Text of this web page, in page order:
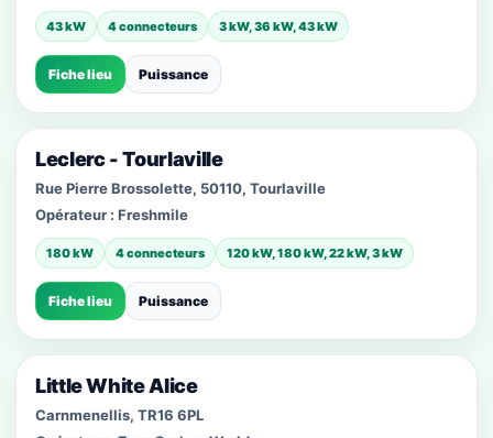
43 kW 4 connecteurs 3 kW, 36 kW, 43 kW
Fiche lieu Puissance
Leclerc - Tourlaville
Rue Pierre Brossolette, 50110, Tourlaville
Opérateur : Freshmile
180 kW 4 connecteurs 120 kW, 180 kW, 22 kW, 3 kW
Fiche lieu Puissance
Little White Alice
Carnmenellis, TR16 6PL